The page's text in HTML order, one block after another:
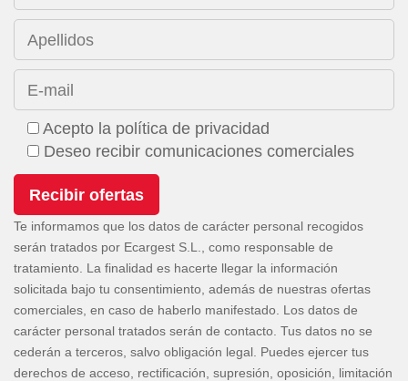
Apellidos
E-mail
Acepto la política de privacidad
Deseo recibir comunicaciones comerciales
Te informamos que los datos de carácter personal recogidos
serán tratados por Ecargest S.L., como responsable de
tratamiento. La finalidad es hacerte llegar la información
solicitada bajo tu consentimiento, además de nuestras ofertas
comerciales, en caso de haberlo manifestado. Los datos de
carácter personal tratados serán de contacto. Tus datos no se
cederán a terceros, salvo obligación legal. Puedes ejercer tus
derechos de acceso, rectificación, supresión, oposición, limitación